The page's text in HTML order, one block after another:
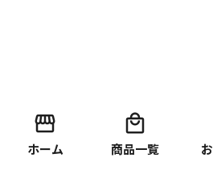
ホーム 商品一覧